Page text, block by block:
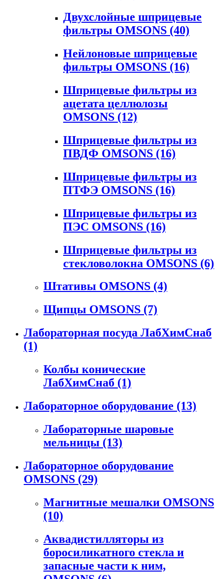
Двухслойные шприцевые
фильтры OMSONS (40)
Нейлоновые шприцевые
фильтры OMSONS (16)
Шприцевые фильтры из
ацетата целлюлозы
OMSONS (12)
Шприцевые фильтры из
ПВДФ OMSONS (16)
Шприцевые фильтры из
ПТФЭ OMSONS (16)
Шприцевые фильтры из
ПЭС OMSONS (16)
Шприцевые фильтры из
стекловолокна OMSONS (6)
Штативы OMSONS (4)
Щипцы OMSONS (7)
Лабораторная посуда ЛабХимСнаб
(1)
Колбы конические
ЛабХимСнаб (1)
Лабораторное оборудование (13)
Лабораторные шаровые
мельницы (13)
Лабораторное оборудование
OMSONS (29)
Магнитные мешалки OMSONS
(10)
Аквадистилляторы из
боросиликатного стекла и
запасные части к ним,